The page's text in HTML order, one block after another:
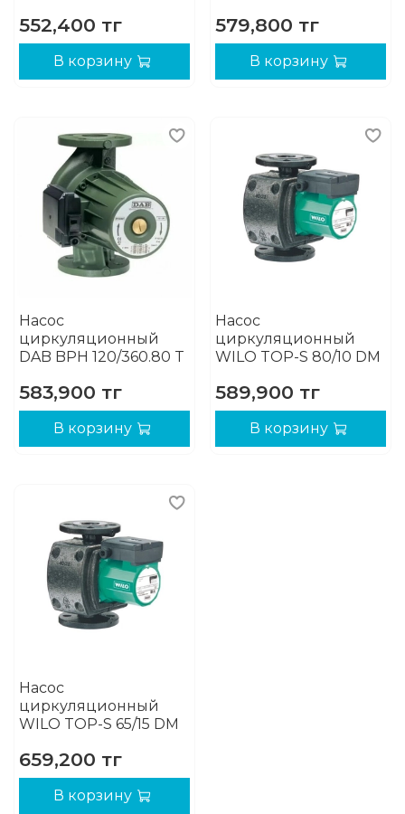
552,400 тг
В корзину
579,800 тг
В корзину
Насос
циркуляционный
DAB BPH 120/360.80 T
583,900 тг
В корзину
Насос
циркуляционный
WILO TOP-S 80/10 DM
589,900 тг
В корзину
Насос
циркуляционный
WILO TOP-S 65/15 DM
659,200 тг
В корзину